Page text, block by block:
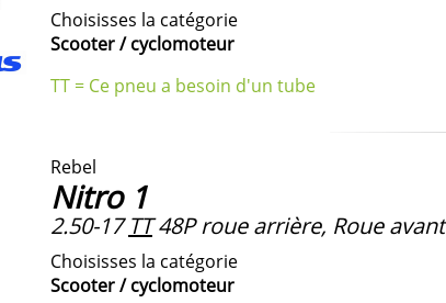
Choisisses la catégorie
Scooter / cyclomoteur
TT = Ce pneu a besoin d'un tube
Rebel
Nitro 1
2.50-17 TT48P roue arrière, Roue avant
Choisisses la catégorie
Scooter / cyclomoteur